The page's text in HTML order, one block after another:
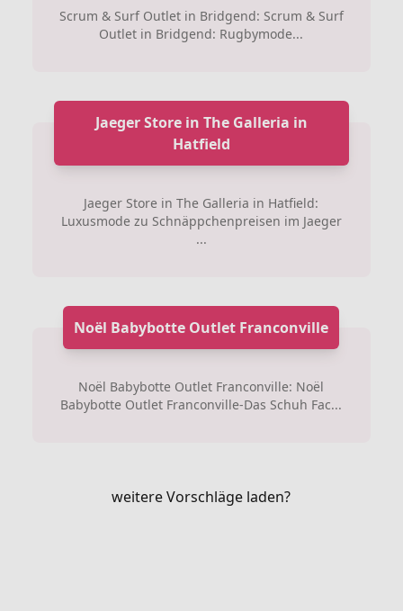
Scrum & Surf Outlet in Bridgend: Scrum & Surf
Outlet in Bridgend: Rugbymode...
Jaeger Store in The Galleria in
Hatfield
Jaeger Store in The Galleria in Hatfield:
Luxusmode zu Schnäppchenpreisen im Jaeger
...
Noël Babybotte Outlet Franconville
Noël Babybotte Outlet Franconville: Noël
Babybotte Outlet Franconville-Das Schuh Fac...
weitere Vorschläge laden?